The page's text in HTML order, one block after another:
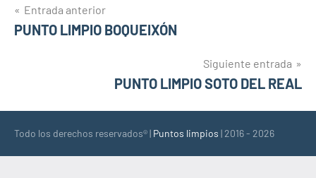
Navegación
de
Entrada anterior
PUNTO LIMPIO BOQUEIXÓN
Siguiente entrada
PUNTO LIMPIO SOTO DEL REAL
Todo los derechos reservados® | Puntos limpios | 2016 - 2026